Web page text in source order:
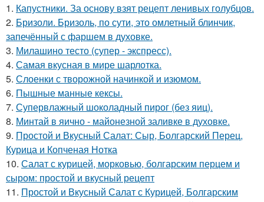
1. Капустники. За основу взят рецепт ленивых голубцов.
2. Бризоли. Бризоль, по сути, это омлетный блинчик,
запечённый с фаршем в духовке.
3. Милашино тесто (супер - экспресс).
4. Самая вкусная в мире шарлотка.
5. Слоенки с творожной начинкой и изюмом.
6. Пышные манные кексы.
7. Супервлажный шоколадный пирог (без яиц).
8. Минтай в яично - майонезной заливке в духовке.
9. Простой и Вкусный Салат: Сыр, Болгарский Перец,
Курица и Копченая Нотка
10. Салат с курицей, морковью, болгарским перцем и
сыром: простой и вкусный рецепт
11. Простой и Вкусный Салат с Курицей, Болгарским